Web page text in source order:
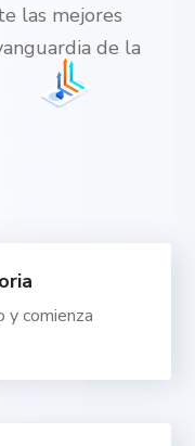
las mejores
de la
y comienza